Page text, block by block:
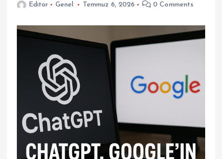
Editor Genel Temmuz 6, 2026 0 Comments